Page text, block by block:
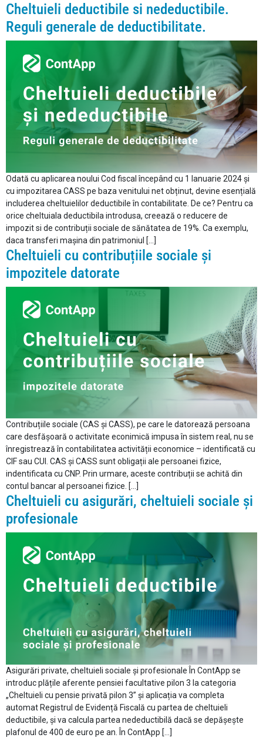
Cheltuieli deductibile si nedeductibile.
Reguli generale de deductibilitate.
Odată cu aplicarea noului Cod fiscal începând cu 1 Ianuarie 2024 și
cu impozitarea CASS pe baza venitului net obținut, devine esențială
includerea cheltuielilor deductibile în contabilitate. De ce? Pentru ca
orice cheltuiala deductibila introdusa, creează o reducere de
impozit si de contribuții sociale de sănătatea de 19%. Ca exemplu,
daca transferi mașina din patrimoniul […]
Cheltuieli cu contribuțiile sociale și
impozitele datorate
Contribuțiile sociale (CAS și CASS), pe care le datorează persoana
care desfășoară o activitate econimică impusa în sistem real, nu se
înregistrează în contabilitatea activității economice – identificată cu
CIF sau CUI. CAS și CASS sunt obligații ale persoanei fizice,
indentificata cu CNP. Prin urmare, aceste contribuții se achită din
contul bancar al persoanei fizice. […]
Cheltuieli cu asigurări, cheltuieli sociale și
profesionale
Asigurări private, cheltuieli sociale și profesionale În ContApp se
introduc plățile aferente pensiei facultative pilon 3 la categoria
„Cheltuieli cu pensie privată pilon 3” și aplicația va completa
automat Registrul de Evidență Fiscală cu partea de cheltuieli
deductibile, și va calcula partea nedeductibilă dacă se depășește
plafonul de 400 de euro pe an. În ContApp […]